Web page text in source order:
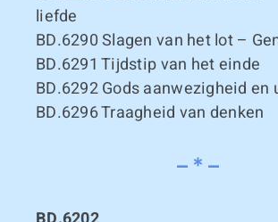
liefde
BD.6290Slagen van het lot –
BD.6291 Tijdstip van het einde
BD.6292Gods aanwezigheid en
BD.6296Traagheid van denken
– * –